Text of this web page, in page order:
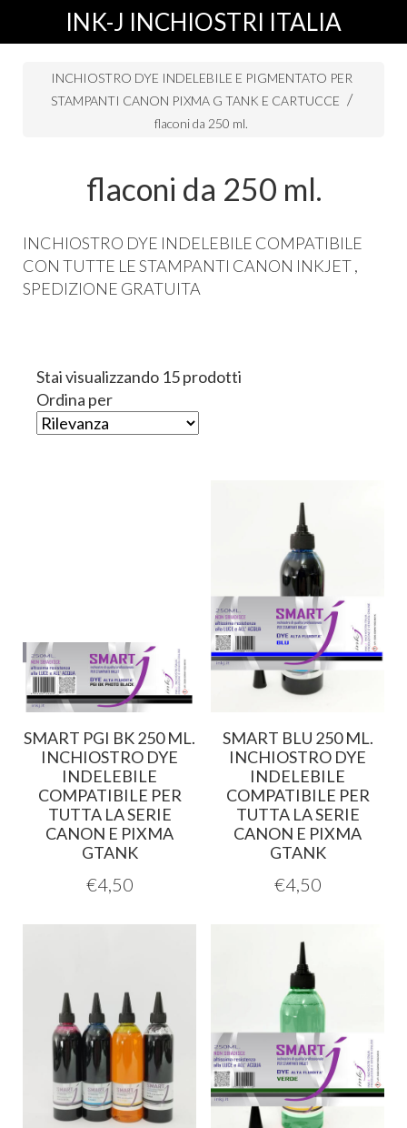
INK-J INCHIOSTRI ITALIA
INCHIOSTRO DYE INDELEBILE E PIGMENTATO PER
STAMPANTI CANON PIXMA G TANK E CARTUCCE
flaconi da 250 ml.
flaconi da 250 ml.
INCHIOSTRO DYE INDELEBILE COMPATIBILE
CON TUTTE LE STAMPANTI CANON INKJET ,
SPEDIZIONE GRATUITA
Stai visualizzando 15 prodotti
Ordina per
SMART PGI BK 250 ML.
INCHIOSTRO DYE
INDELEBILE
COMPATIBILE PER
TUTTA LA SERIE
CANON E PIXMA
GTANK
€4,50
SMART BLU 250 ML.
INCHIOSTRO DYE
INDELEBILE
COMPATIBILE PER
TUTTA LA SERIE
CANON E PIXMA
GTANK
€4,50